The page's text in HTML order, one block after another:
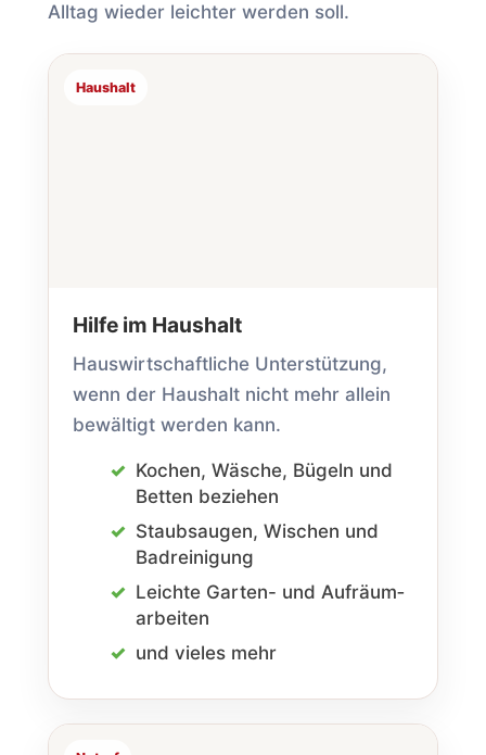
Alltag wieder leichter werden soll.
Haushalt
Hilfe im Haushalt
Hauswirtschaftliche Unterstützung,
wenn der Haushalt nicht mehr allein
bewältigt werden kann.
Kochen, Wäsche, Bügeln und
Betten beziehen
Staubsaugen, Wischen und
Bad­reinigung
Leichte Garten- und Aufräum­
arbeiten
und vieles mehr